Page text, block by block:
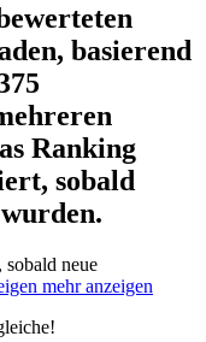
basierend
Ranking
sobald
neue
mehr anzeigen